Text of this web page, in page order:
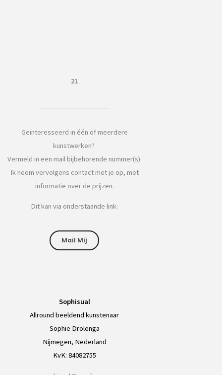
21
Geïnteresseerd in één of meerdere
kunstwerken?
Vermeld in een mail bijbehorende nummer(s).
Ik neem vervolgens contact met je op, met
informatie over de prijzen.
Dit kan via onderstaande link:
Mail Mij
Sophisual
Allround beeldend kunstenaar
Sophie Drolenga
Nijmegen, Nederland
KvK: 84082755